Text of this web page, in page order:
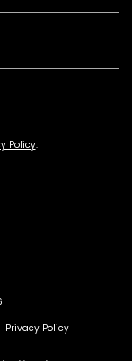
Policy.
Privacy Policy